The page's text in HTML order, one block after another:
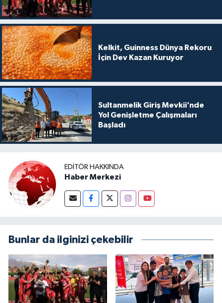
Kelkit, Guinness Dünya Rekoru
İçin Dev Kazan Kuruyor
Sultanmelik Giriş Mevkii’nde
Yol Genişletme Çalışmaları
Başladı
EDITÖR HAKKINDA
Haber Merkezi
Bunlar da ilginizi çekebilir